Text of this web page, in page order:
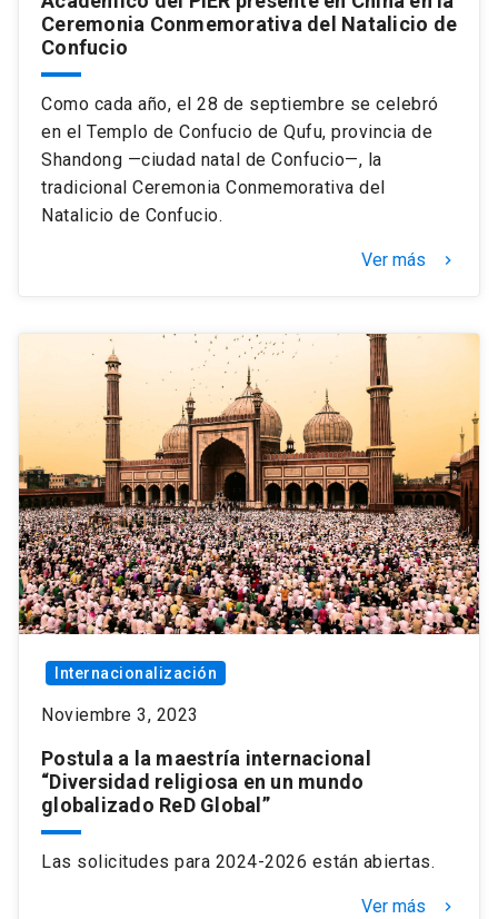
Ceremonia Conmemorativa del Natalicio de
Confucio
Como cada año, el 28 de septiembre se celebró
en el Templo de Confucio de Qufu, provincia de
Shandong —ciudad natal de Confucio—, la
tradicional Ceremonia Conmemorativa del
Natalicio de Confucio.
Ver más keyboard_arrow_right
Internacionalización
Noviembre 3, 2023
Postula a la maestría internacional
“Diversidad religiosa en un mundo
globalizado ReD Global”
Las solicitudes para 2024-2026 están abiertas.
Ver más keyboard_arrow_right